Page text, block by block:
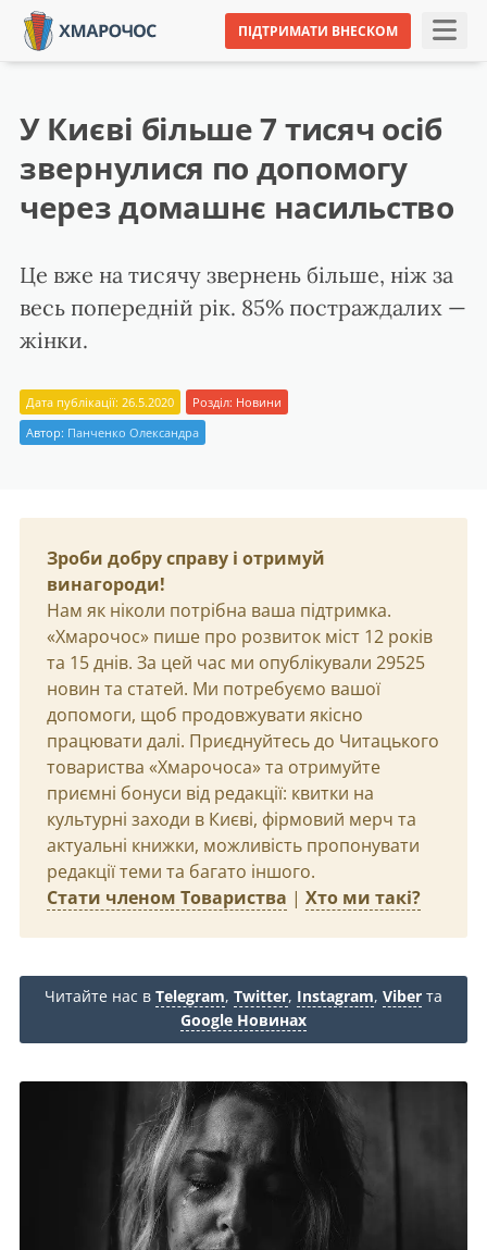
ПІДТРИМАТИ ВНЕСКОМ
У Києві більше 7 тисяч осіб
звернулися по допомогу
через домашнє насильство
Це вже на тисячу звернень більше, ніж за
весь попередній рік. 85% постраждалих —
жінки.
Дата публікації: 26.5.2020 Розділ: Новини
Автор: Панченко Олександра
Зроби добру справу і отримуй
винагороди!
Нам як ніколи потрібна ваша підтримка.
«Хмарочос» пише про розвиток міст 12 років
та 15 днів. За цей час ми опублікували 29525
новин та статей. Ми потребуємо вашої
допомоги, щоб продовжувати якісно
працювати далі. Приєднуйтесь до Читацького
товариства «Хмарочоса» та отримуйте
приємні бонуси від редакції: квитки на
культурні заходи в Києві, фірмовий мерч та
актуальні книжки, можливість пропонувати
редакції теми та багато іншого.
Стати членом Товариства | Хто ми такі?
Читайте нас в Telegram, Twitter, Instagram, Viber та
Google Новинах